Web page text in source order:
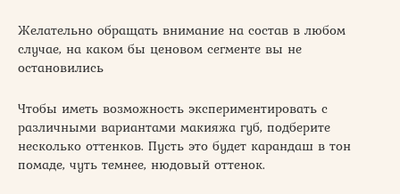
Желательно обращать внимание на состав в любом
случае, на каком бы ценовом сегменте вы не
остановились
Чтобы иметь возможность экспериментировать с
различными вариантами макияжа губ, подберите
несколько оттенков. Пусть это будет карандаш в тон
помаде, чуть темнее, нюдовый оттенок.